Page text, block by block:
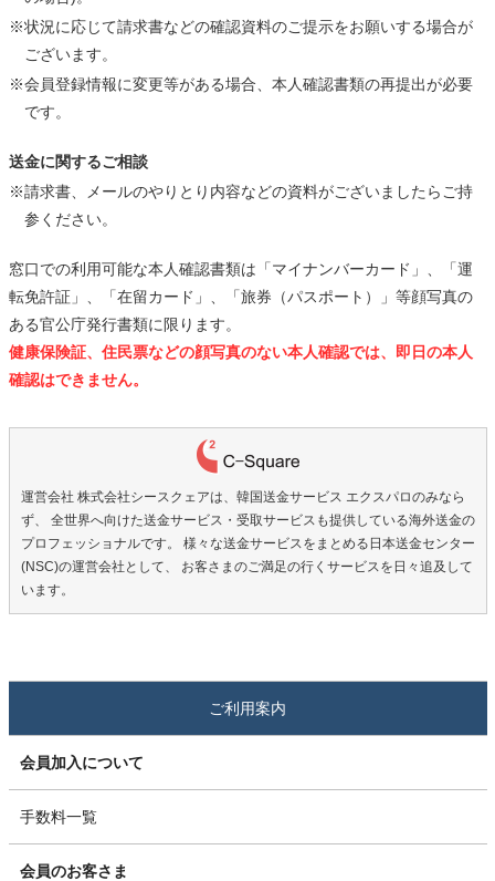
※状況に応じて請求書などの確認資料のご提示をお願いする場合が
ございます。
※会員登録情報に変更等がある場合、本人確認書類の再提出が必要
です。
送金に関するご相談
※請求書、メールのやりとり内容などの資料がございましたらご持
参ください。
窓口での利用可能な本人確認書類は「マイナンバーカード」、「運
転免許証」、「在留カード」、「旅券（パスポート）」等顔写真の
ある官公庁発行書類に限ります。
健康保険証、住民票などの顔写真のない本人確認では、即日の本人
確認はできません。
運営会社 株式会社シースクェアは、韓国送金サービス エクスパロのみなら
ず、 全世界へ向けた送金サービス・受取サービスも提供している海外送金の
プロフェッショナルです。 様々な送金サービスをまとめる日本送金センター
(NSC)の運営会社として、 お客さまのご満足の行くサービスを日々追及して
います。
ご利用案内
会員加入について
手数料一覧
会員のお客さま